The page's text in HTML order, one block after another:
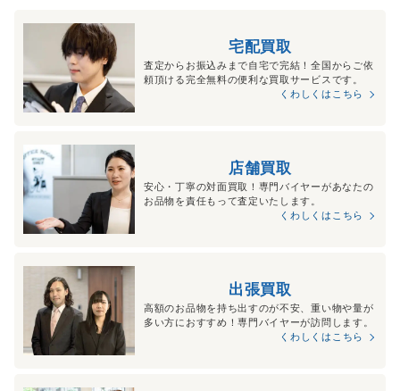
宅配買取
査定からお振込みまで自宅で完結！全国からご依
頼頂ける完全無料の便利な買取サービスです。
くわしくはこちら
店舗買取
安心・丁寧の対面買取！専門バイヤーがあなたの
お品物を責任もって査定いたします。
くわしくはこちら
出張買取
高額のお品物を持ち出すのが不安、重い物や量が
多い方におすすめ！専門バイヤーが訪問します。
くわしくはこちら